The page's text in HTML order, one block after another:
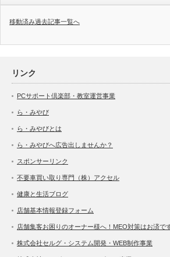
移動済み過去記事一覧へ
リンク
PCサポート倶楽部・教室運営事業
ら・みやび
ら・みやびとは
ら・みやびへ広告出しませんか？
スポンサーリンク
不要車買い取り専門（株）アクセル
健康と生活ブログ
店舗基本情報登録フォーム
店舗集客お困りのオーナー様へ！MEO対策はお済で
株式会社セルグ・システム開発・WEB制作事業